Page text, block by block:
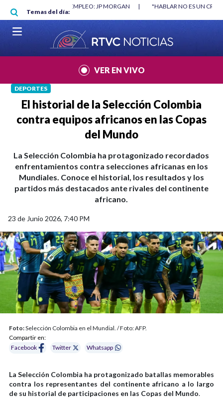
Pasar al contenido principal
Temas del día:
"HABLAR NO ES UN CRIMEN": CARTA DE BETO CORAL |
VER EN VIVO
DEPORTES
El historial de la Selección Colombia
contra equipos africanos en las Copas
del Mundo
La Selección Colombia ha protagonizado recordados
enfrentamientos contra selecciones africanas en los
Mundiales. Conoce el historial, los resultados y los
partidos más destacados ante rivales del continente
africano.
23 de Junio 2026, 7:40 PM
Foto:Selección Colombia en el Mundial. / Foto: AFP.
Compartir en:
Facebook
Twitter Whatsapp
La Selección Colombia ha protagonizado batallas memorables
contra los representantes del continente africano a lo largo
de su historial de participaciones en las Copas del Mundo.